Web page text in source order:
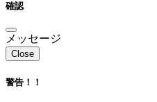
確認
メッセージ
Close
警告！！